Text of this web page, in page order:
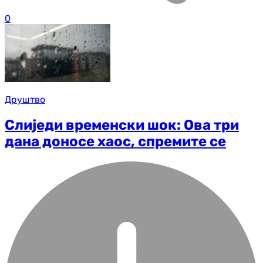
0
Друштво
Слиједи временски шок: Ова три
дана доносе хаос, спремите се